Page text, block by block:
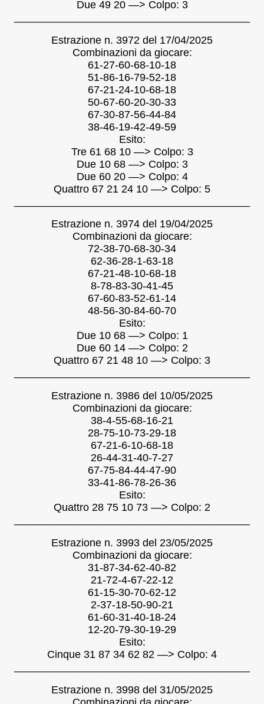
Due 49 20 —> Colpo: 3
Estrazione n. 3972 del 17/04/2025
Combinazioni da giocare:
61-27-60-68-10-18
51-86-16-79-52-18
67-21-24-10-68-18
50-67-60-20-30-33
67-30-87-56-44-84
38-46-19-42-49-59
Esito:
Tre 61 68 10 —> Colpo: 3
Due 10 68 —> Colpo: 3
Due 60 20 —> Colpo: 4
Quattro 67 21 24 10 —> Colpo: 5
Estrazione n. 3974 del 19/04/2025
Combinazioni da giocare:
72-38-70-68-30-34
62-36-28-1-63-18
67-21-48-10-68-18
8-78-83-30-41-45
67-60-83-52-61-14
48-56-30-84-60-70
Esito:
Due 10 68 —> Colpo: 1
Due 60 14 —> Colpo: 2
Quattro 67 21 48 10 —> Colpo: 3
Estrazione n. 3986 del 10/05/2025
Combinazioni da giocare:
38-4-55-68-16-21
28-75-10-73-29-18
67-21-6-10-68-18
26-44-31-40-7-27
67-75-84-44-47-90
33-41-86-78-26-36
Esito:
Quattro 28 75 10 73 —> Colpo: 2
Estrazione n. 3993 del 23/05/2025
Combinazioni da giocare:
31-87-34-62-40-82
21-72-4-67-22-12
61-15-30-70-62-12
2-37-18-50-90-21
61-60-31-40-18-24
12-20-79-30-19-29
Esito:
Cinque 31 87 34 62 82 —> Colpo: 4
Estrazione n. 3998 del 31/05/2025